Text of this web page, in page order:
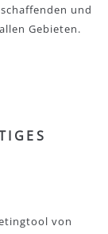
und
Gebieten.
von